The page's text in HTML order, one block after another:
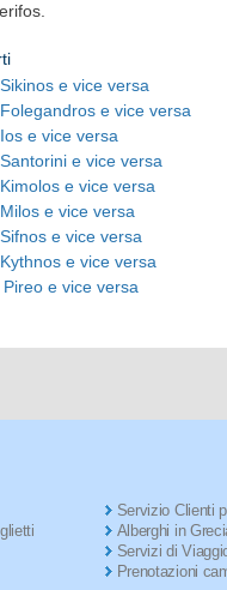
e vice versa
e vice versa
e vice versa
e vice versa
e vice versa
e vice versa
e vice versa
e vice versa
e vice versa
Servizio Clienti
Alberghi in
Servizi di
Prenotazioni